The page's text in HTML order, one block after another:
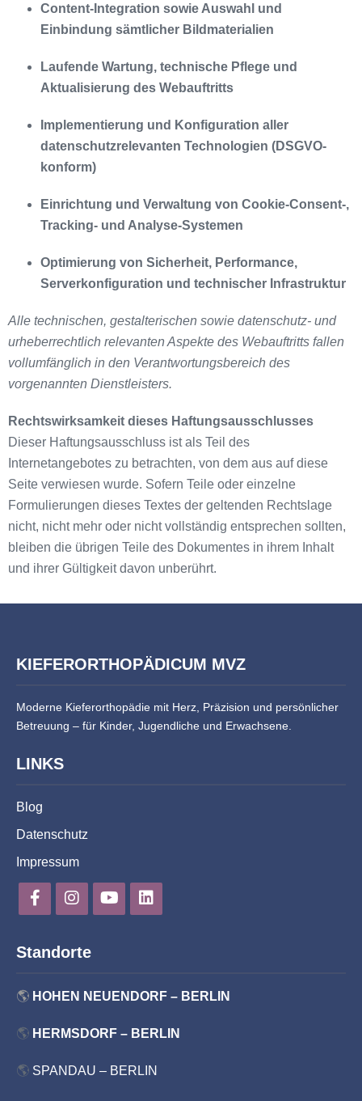
Content-Integration sowie Auswahl und
Einbindung sämtlicher Bildmaterialien
Laufende Wartung, technische Pflege und
Aktualisierung des Webauftritts
Implementierung und Konfiguration aller
datenschutzrelevanten Technologien (DSGVO-
konform)
Einrichtung und Verwaltung von Cookie-Consent-,
Tracking- und Analyse-Systemen
Optimierung von Sicherheit, Performance,
Serverkonfiguration und technischer Infrastruktur
Alle technischen, gestalterischen sowie datenschutz- und
urheberrechtlich relevanten Aspekte des Webauftritts fallen
vollumfänglich in den Verantwortungsbereich des
vorgenannten Dienstleisters.
Rechtswirksamkeit dieses Haftungsausschlusses
Dieser Haftungsausschluss ist als Teil des
Internetangebotes zu betrachten, von dem aus auf diese
Seite verwiesen wurde. Sofern Teile oder einzelne
Formulierungen dieses Textes der geltenden Rechtslage
nicht, nicht mehr oder nicht vollständig entsprechen sollten,
bleiben die übrigen Teile des Dokumentes in ihrem Inhalt
und ihrer Gültigkeit davon unberührt.
KIEFERORTHOPÄDICUM MVZ
Moderne Kieferorthopädie mit Herz, Präzision und persönlicher
Betreuung – für Kinder, Jugendliche und Erwachsene.
LINKS
Blog
Datenschutz
Impressum
Standorte
🌎 HOHEN NEUENDORF – BERLIN
🌎 HERMSDORF – BERLIN
🌎 SPANDAU – BERLIN